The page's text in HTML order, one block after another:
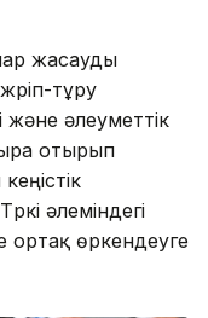
жасауды
тұру
және әлеуметтік
отырып
әлеміндегі
ортақ өркендеуге